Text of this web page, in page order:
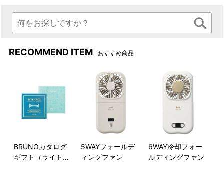
必ずご確認ください
《カード有効期限について》
面記載日）から6カ月間です。期限を過ぎた場合
は無効になります。期間延長はいかなる場合も対
応できませんのでご了承ください。
・カードは商品到着まで必ず保管ください。カー
ド裏面記載のコードが不明な場合は、商品交換の
お申込みを承ることができません。また再発行も
対応できかねますので、商品受取りまで紛失しな
いよう大切に保管くださいませ。
RECOMMEND ITEM おすすめ商品
BRUNOカタログ
ギフト（ライトブ
5WAYフォールデ
ィングファン
6WAY冷却フォー
ルディングファン